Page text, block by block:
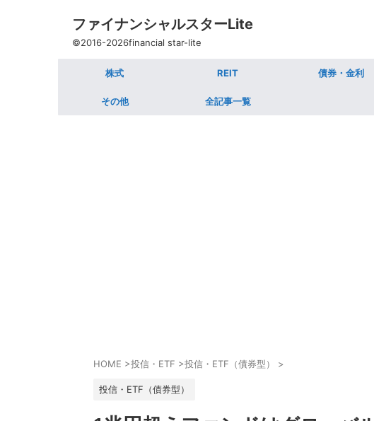
ファイナンシャルスターLite
©2016-2026financial star-lite
株式 REIT 債券・金利
その他 全記事一覧
HOME >投信・ETF >投信・ETF（債券型） >
投信・ETF（債券型）